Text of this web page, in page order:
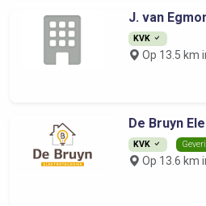
J. van
KVK
Op 13.5 km
De Bruyn
KVK
Op 13.6 km